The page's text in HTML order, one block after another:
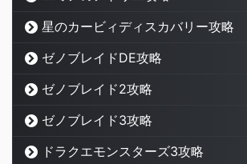
星のカービィディスカバリー攻略
ゼノブレイドDE攻略
ゼノブレイド2攻略
ゼノブレイド3攻略
ドラクエモンスターズ3攻略